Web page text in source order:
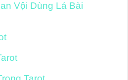
Vội Dùng Lá Bài